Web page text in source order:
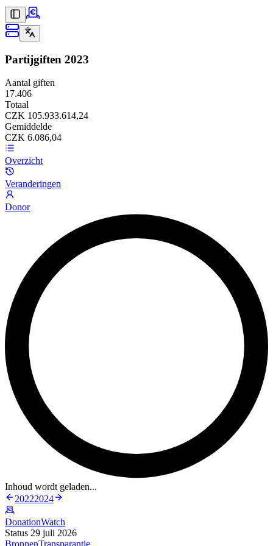
Partijgiften 2023
Aantal giften
17.406
Totaal
CZK 105.933.614,24
Gemiddelde
CZK 6.086,04
Overzicht
Veranderingen
Donor
Inhoud wordt geladen...
20222024
DonationWatch
Status 29 juli 2026
BronnenTransparantie